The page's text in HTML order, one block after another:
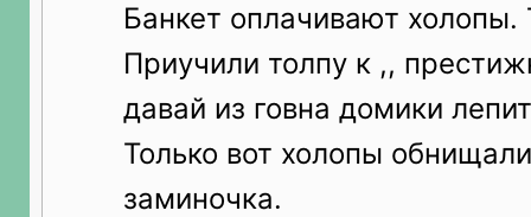
Банкет оплачивают холопы.
Приучили толпу к ,,
давай из говна домики
Только вот холопы
заминочка.